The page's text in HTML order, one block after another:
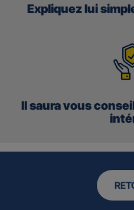
Expliquez lui
Il saura vous